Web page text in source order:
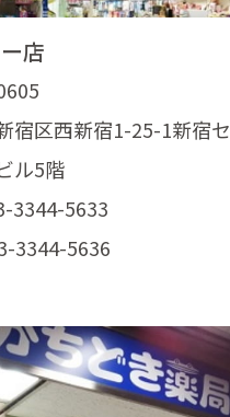
店
宿区西新宿1-25-1新宿セ
ル5階
3344-5633
3344-5636